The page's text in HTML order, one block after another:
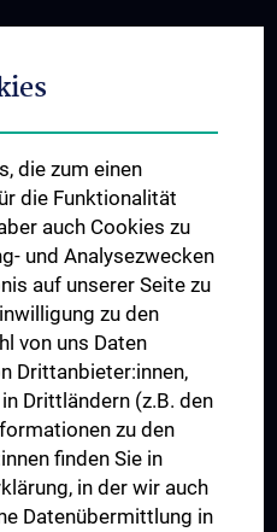
die zum einen
die Funktionalität
auch Cookies zu
und Analysezwecken
auf unserer Seite zu
zu den
von uns Daten
Drittanbieter:innen,
Drittländern (z.B. den
zu den
finden Sie in
in der wir auch
Datenübermittlung in